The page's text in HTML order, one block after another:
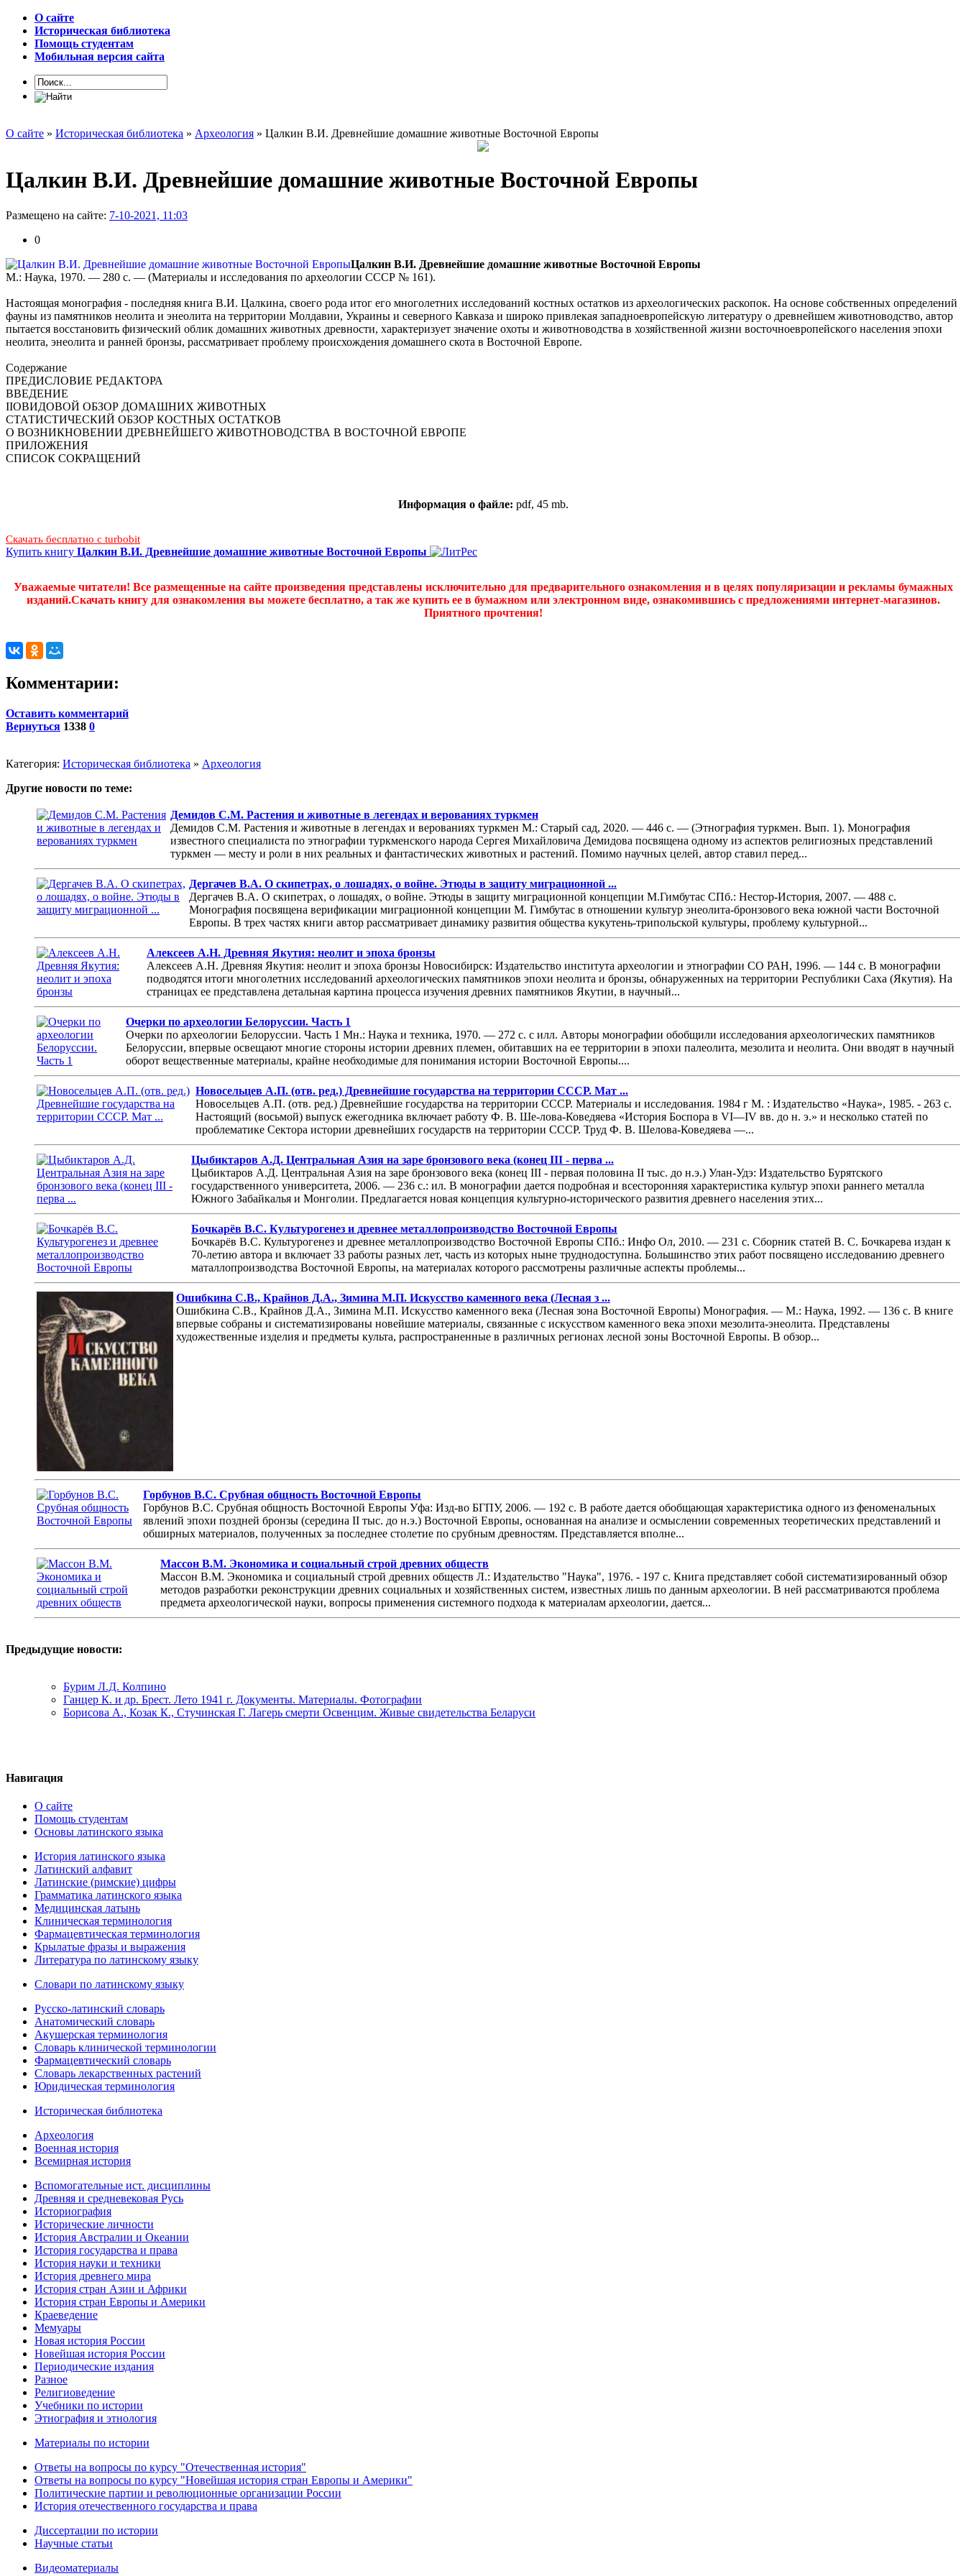
О сайте
Историческая библиотека
Помощь студентам
Мобильная версия сайта
О сайте » Историческая библиотека » Археология » Цалкин В.И. Древнейшие домашние животные Восточной Европы
Цалкин В.И. Древнейшие домашние животные Восточной Европы
Размещено на сайте: 7-10-2021, 11:03
0
Цалкин В.И. Древнейшие домашние животные Восточной Европы
М.: Наука, 1970. — 280 с. — (Материалы и исследования по археологии СССР № 161).
Настоящая монография - последняя книга В.И. Цалкина, своего рода итог его многолетних исследований костных остатков из археологических раскопок. На основе собственных определений
фауны из памятников неолита и энеолита на территории Молдавии, Украины и северного Кавказа и широко привлекая западноевропейскую литературу о древнейшем животноводство, автор
пытается восстановить физический облик домашних животных древности, характеризует значение охоты и животноводства в хозяйственной жизни восточноевропейского населения эпохи
неолита, энеолита и ранней бронзы, рассматривает проблему происхождения домашнего скота в Восточной Европе.
Содержание
ПРЕДИСЛОВИЕ РЕДАКТОРА
ВВЕДЕНИЕ
ІІОВИДОВОЙ ОБЗОР ДОМАШНИХ ЖИВОТНЫХ
СТАТИСТИЧЕСКИЙ ОБЗОР КОСТНЫХ ОСТАТКОВ
О ВОЗНИКНОВЕНИИ ДРЕВНЕЙШЕГО ЖИВОТНОВОДСТВА В ВОСТОЧНОЙ ЕВРОПЕ
ПРИЛОЖЕНИЯ
СПИСОК СОКРАЩЕНИЙ
Информация о файле: pdf, 45 mb.
Скачать бесплатно c turbobit
Купить книгу Цалкин В.И. Древнейшие домашние животные Восточной Европы
Уважаемые читатели! Все размещенные на сайте произведения представлены исключительно для предварительного ознакомления и в целях популяризации и рекламы бумажных
изданий.Скачать книгу для ознакомления вы можете бесплатно, а так же купить ее в бумажном или электронном виде, ознакомившись с предложениями интернет-магазинов.
Приятного прочтения!
Комментарии:
Оставить комментарий
Вернуться 1338 0
Категория: Историческая библиотека » Археология
Другие новости по теме:
Демидов С.М. Растения и животные в легендах и верованиях туркмен
Демидов С.М. Растения и животные в легендах и верованиях туркмен М.: Старый сад, 2020. — 446 с. — (Этнография туркмен. Вып. 1). Монография
известного специалиста по этнографии туркменского народа Сергея Михайловича Демидова посвящена одному из аспектов религиозных представлений
туркмен — месту и роли в них реальных и фантастических животных и растений. Помимо научных целей, автор ставил перед...
Дергачев В.А. О скипетрах, о лошадях, о войне. Этюды в защиту миграционной ...
Дергачев В.А. О скипетрах, о лошадях, о войне. Этюды в защиту миграционной концепции М.Гимбутас СПб.: Нестор-История, 2007. — 488 с.
Монография посвящена верификации миграционной концепции М. Гимбутас в отношении культур энеолита-бронзового века южной части Восточной
Европы. В трех частях книги автор рассматривает динамику развития общества кукутень-трипольской культуры, проблему культурной...
Алексеев А.Н. Древняя Якутия: неолит и эпоха бронзы
Алексеев А.Н. Древняя Якутия: неолит и эпоха бронзы Новосибирск: Издательство института археологии и этнографии СО РАН, 1996. — 144 с. В монографии
подводятся итоги многолетних исследований археологических памятников эпохи неолита и бронзы, обнаруженных на территории Республики Саха (Якутия). На
страницах ее представлена детальная картина процесса изучения древних памятников Якутии, в научный...
Очерки по археологии Белоруссии. Часть 1
Очерки по археологии Белоруссии. Часть 1 Мн.: Наука и техника, 1970. — 272 с. с илл. Авторы монографии обобщили исследования археологических памятников
Белоруссии, впервые освещают многие стороны истории древних племен, обитавших на ее территории в эпохи палеолита, мезолита и неолита. Они вводят в научный
оборот вещественные материалы, крайне необходимые для понимания истории Восточной Европы....
Новосельцев А.П. (отв. ред.) Древнейшие государства на территории СССР. Мат ...
Новосельцев А.П. (отв. ред.) Древнейшие государства на территории СССР. Материалы и исследования. 1984 г М. : Издательство «Наука», 1985. - 263 с.
Настоящий (восьмой) выпуск ежегодника включает работу Ф. В. Ше-лова-Коведяева «История Боспора в VI—IV вв. до н. э.» и несколько статей по
проблематике Сектора истории древнейших государств на территории СССР. Труд Ф. В. Шелова-Коведяева —...
Цыбиктаров А.Д. Центральная Азия на заре бронзового века (конец III - перва ...
Цыбиктаров А.Д. Центральная Азия на заре бронзового века (конец III - первая половина II тыс. до н.э.) Улан-Удэ: Издательство Бурятского
государственного университета, 2006. — 236 с.: ил. В монографии дается подробная и всесторонняя характеристика культур эпохи раннего металла
Южного Забайкалья и Монголии. Предлагается новая концепция культурно-исторического развития древнего населения этих...
Бочкарёв В.С. Культурогенез и древнее металлопроизводство Восточной Европы
Бочкарёв В.С. Культурогенез и древнее металлопроизводство Восточной Европы CПб.: Инфо Ол, 2010. — 231 с. Сборник статей В. С. Бочкарева издан к
70-летию автора и включает 33 работы разных лет, часть из которых ныне труднодоступна. Большинство этих работ посвящено исследованию древнего
маталлопроизводства Восточной Европы, на материалах которого рассмотрены различные аспекты проблемы...
Ошибкина С.В., Крайнов Д.А., Зимина М.П. Искусство каменного века (Лесная з ...
Ошибкина С.В., Крайнов Д.А., Зимина М.П. Искусство каменного века (Лесная зона Восточной Европы) Монография. — М.: Наука, 1992. — 136 с. В книге
впервые собраны и систематизированы новейшие материалы, связанные с искусством каменного века эпохи мезолита-энеолита. Представлены
художественные изделия и предметы культа, распространенные в различных регионах лесной зоны Восточной Европы. В обзор...
Горбунов В.С. Срубная общность Восточной Европы
Горбунов В.С. Срубная общность Восточной Европы Уфа: Изд-во БГПУ, 2006. — 192 с. В работе дается обобщающая характеристика одного из феноменальных
явлений эпохи поздней бронзы (середина II тыс. до н.э.) Восточной Европы, основанная на анализе и осмыслении современных теоретических представлений и
обширных материалов, полученных за последнее столетие по срубным древностям. Представляется вполне...
Массон В.М. Экономика и социальный строй древних обществ
Массон В.М. Экономика и социальный строй древних обществ Л.: Издательство "Наука", 1976. - 197 с. Книга представляет собой систематизированный обзор
методов разработки реконструкции древних социальных и хозяйственных систем, известных лишь по данным археологии. В ней рассматриваются проблема
предмета археологической науки, вопросы применения системного подхода к материалам археологии, дается...
Предыдущие новости:
Бурим Л.Д. Колпино
Ганцер К. и др. Брест. Лето 1941 г. Документы. Материалы. Фотографии
Борисова А., Козак К., Стучинская Г. Лагерь смерти Освенцим. Живые свидетельства Беларуси
Навигация
О сайте
Помощь студентам
Основы латинского языка
История латинского языка
Латинский алфавит
Латинские (римские) цифры
Грамматика латинского языка
Медицинская латынь
Клиническая терминология
Фармацевтическая терминология
Крылатые фразы и выражения
Литература по латинскому языку
Словари по латинскому языку
Русско-латинский словарь
Анатомический словарь
Акушерская терминология
Словарь клинической терминологии
Фармацевтический словарь
Словарь лекарственных растений
Юридическая терминология
Историческая библиотека
Археология
Военная история
Всемирная история
Вспомогательные ист. дисциплины
Древняя и средневековая Русь
Историография
Исторические личности
История Австралии и Океании
История государства и права
История науки и техники
История древнего мира
История стран Азии и Африки
История стран Европы и Америки
Краеведение
Мемуары
Новая история России
Новейшая история России
Периодические издания
Разное
Религиоведение
Учебники по истории
Этнография и этнология
Материалы по истории
Ответы на вопросы по курсу "Отечественная история"
Ответы на вопросы по курсу "Новейшая история стран Европы и Америки"
Политические партии и революционные организации России
История отечественного государства и права
Диссертации по истории
Научные статьи
Видеоматериалы